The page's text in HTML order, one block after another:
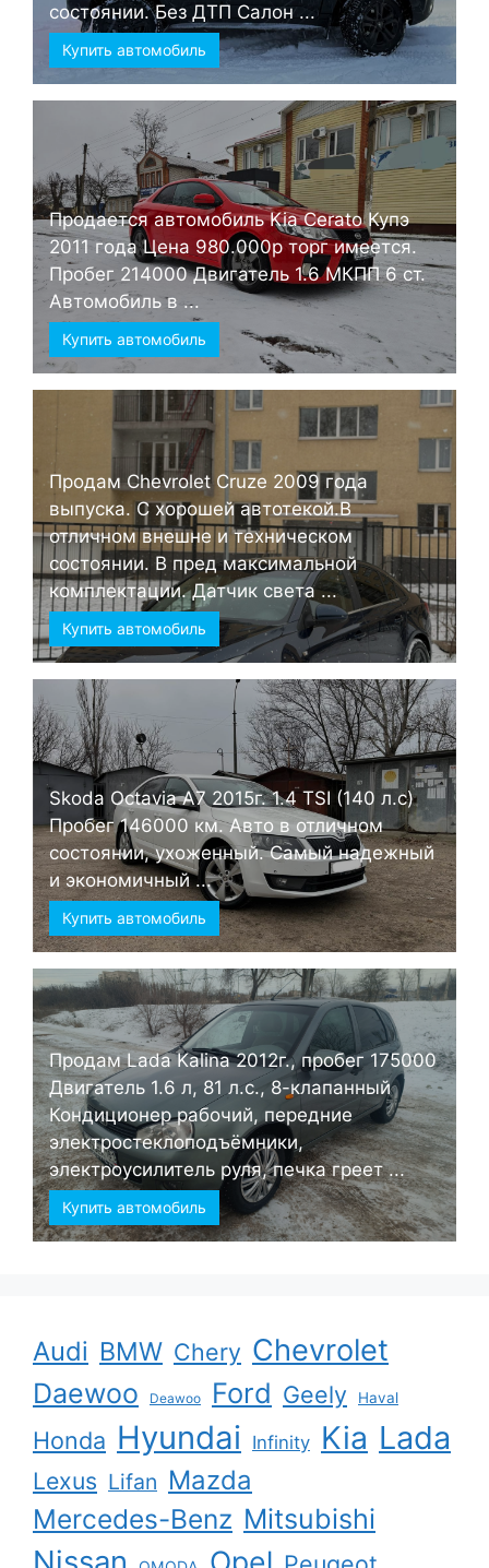
состоянии. Без ДТП Салон ...
Купить автомобиль
Продается автомобиль Kia Cerato Купэ
2011 года Цена 980.000р торг имеется.
Пробег 214000 Двигатель 1.6 МКПП 6 ст.
Автомобиль в ...
Купить автомобиль
Продам Chevrolet Cruze 2009 года
выпуска. С хорошей автотекой.В
отличном внешне и техническом
состоянии. В пред максимальной
комплектации. Датчик света ...
Купить автомобиль
Skoda Octavia А7 2015г. 1.4 TSI (140 л.с)
Пробег 146000 км. Авто в отличном
состоянии, ухоженный. Самый надежный
и экономичный ...
Купить автомобиль
Продам Lada Kalina 2012г., пробег 175000
Двигатель 1.6 л, 81 л.с., 8-клапанный
Кондиционер рабочий, передние
электростеклоподъёмники,
электроусилитель руля, печка греет ...
Купить автомобиль
Audi BMW Chery Chevrolet
Daewoo Deawoo Ford Geely Haval
Honda Hyundai Infinity Kia Lada
Lexus Lifan Mazda
Mercedes-Benz Mitsubishi